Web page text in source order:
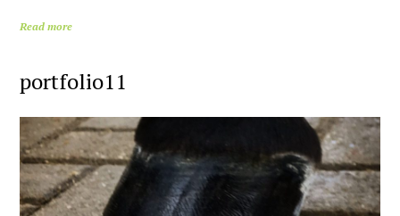
Read more
portfolio11